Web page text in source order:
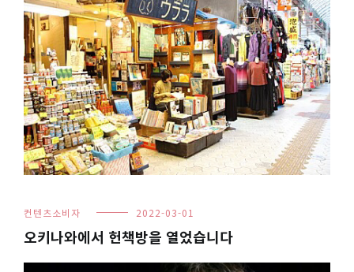
컨텐츠소비자 2022-03-01
오키나와에서 헌책방을 열었습니다